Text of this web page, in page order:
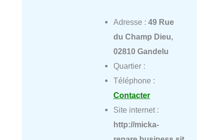
Adresse : 49 Rue
du Champ Dieu,
02810 Gandelu
Quartier :
Téléphone :
Contacter
Site internet :
http://micka-